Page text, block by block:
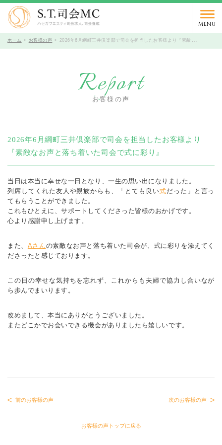
MENU
受付時間 10時～19時 / 定休日 火曜日
ホーム お客様の声 2026年6月綱町三井倶楽部で司会を担当したお客様より『素敵なお声と落ち着いた司会で式に彩り』
Report
お客様の声
2026年6月綱町三井倶楽部で司会を担当したお客様より
『素敵なお声と落ち着いた司会で式に彩り』
当日は本当に幸せな一日となり、一生の思い出になりました。
列席してくれた友人や親族からも、「とても良い式だった」と言っ
てもらうことができました。
これもひとえに、サポートしてくださった皆様のおかげです。
心より感謝申し上げます。
また、 Aさんの素敵なお声と落ち着いた司会が、式に彩りを添えてく
ださったと感じております。
この日の幸せな気持ちを忘れず、これからも夫婦で協力し合いなが
ら歩んでまいります。
改めまして、本当にありがとうございました。
またどこかでお会いできる機会がありましたら嬉しいです。
前のお客様の声
お客様の声トップに戻る
次のお客様の声